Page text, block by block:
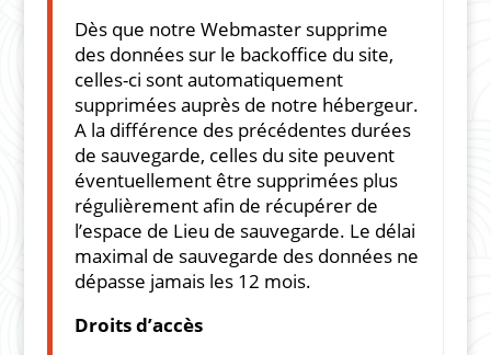
Dès que notre Webmaster supprime
des données sur le backoffice du site,
celles-ci sont automatiquement
supprimées auprès de notre hébergeur.
A la différence des précédentes durées
de sauvegarde, celles du site peuvent
éventuellement être supprimées plus
régulièrement afin de récupérer de
l’espace de Lieu de sauvegarde. Le délai
maximal de sauvegarde des données ne
dépasse jamais les 12 mois.
Droits d’accès